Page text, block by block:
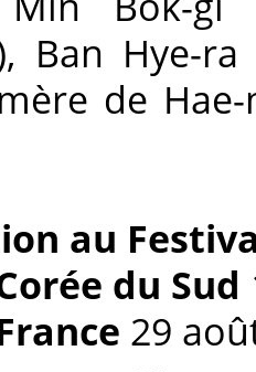
Ban Hye-
de
au
du Sud
29